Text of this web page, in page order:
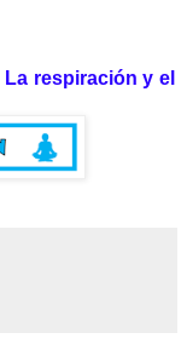
La respiración y el